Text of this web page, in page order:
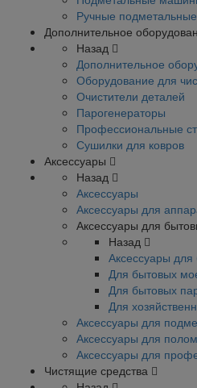
Ручные
Дополнительное
Назад
Дополнительное
Оборудование для
Очистители деталей
Парогенераторы
Профессиональные
Сушилки для ковров
Аксессуары
Назад
Аксессуары
Аксессуары для
Аксессуары для
Назад
Аксессуары
Для бытовых
Для бытовых
Для
Аксессуары для
Аксессуары для
Аксессуары для
Чистящие средства